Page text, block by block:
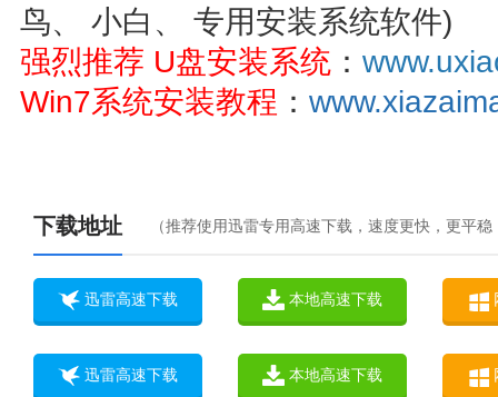
鸟、 小白、 专用安装系统软件)
强烈推荐 U盘安装系统 ：
Win7系统安装教程 ：
下载地址 （推荐使用迅雷专用高速下载，速度更快，更平稳
迅雷高速下载 本地高速下载
迅雷高速下载 本地高速下载